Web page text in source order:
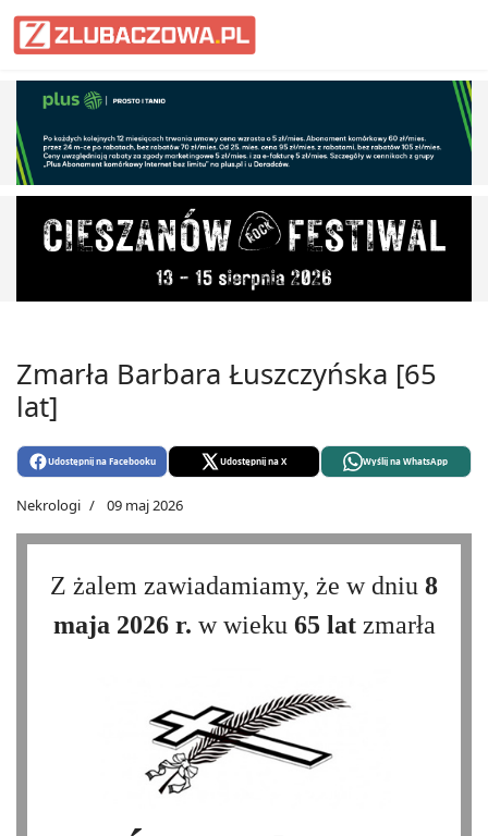
Informacje Lubaczów, powiat
Zmarła Barbara Łuszczyńska [65
lat]
Udostępnij na Facebooku Udostępnij na X Wyślij na WhatsApp
Nekrologi 09 maj 2026
Z żalem zawiadamiamy, że w dniu 8
maja 2026 r. w wieku 65 latzmarła